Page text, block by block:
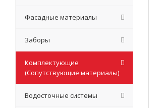
Фасадные материалы
Заборы
Комплектующие
(Сопутствующие материалы)
Водосточные системы